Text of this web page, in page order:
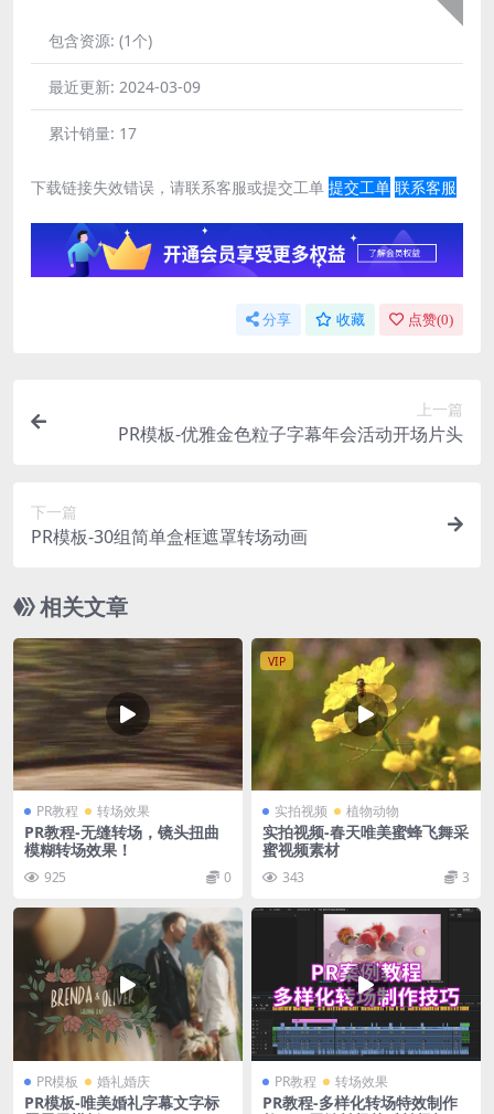
包含资源: (1个)
最近更新: 2024-03-09
累计销量: 17
下载链接失效错误，请联系客服或提交工单 提交工单 联系客服
分享 收藏 点赞(0)
上一篇
PR模板-优雅金色粒子字幕年会活动开场片头
下一篇
PR模板-30组简单盒框遮罩转场动画
相关文章
PR教程 转场效果
PR教程-无缝转场，镜头扭曲
模糊转场效果！
925 0
VIP
实拍视频 植物动物
实拍视频-春天唯美蜜蜂飞舞采
蜜视频素材
343 3
PR模板 婚礼婚庆
PR模板-唯美婚礼字幕文字标
PR教程 转场效果
PR教程-多样化转场特效制作